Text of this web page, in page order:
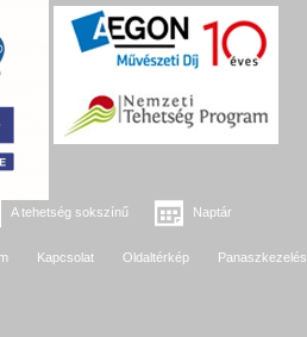
A tehetség sokszínű Naptár
Kapcsolat Oldaltérkép Panaszkezelés